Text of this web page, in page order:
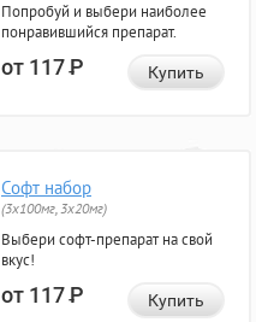
Попробуй и выбери наиболее
понравившийся препарат.
от 117Р Купить
Софт набор
(3x100мг, 3x20мг)
Выбери софт-препарат на свой
вкус!
от 117Р Купить